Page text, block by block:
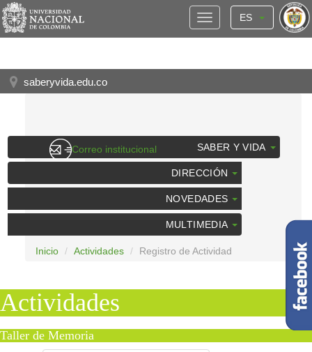
ES
saberyvida.edu.co
SABER Y VIDA
DIRECCIÓN
NOVEDADES
MULTIMEDIA
Correo institucional
Sistema de Información Académica
Convocatorias
Inicio Actividades Registro de Actividad
Actividades
Taller de Memoria